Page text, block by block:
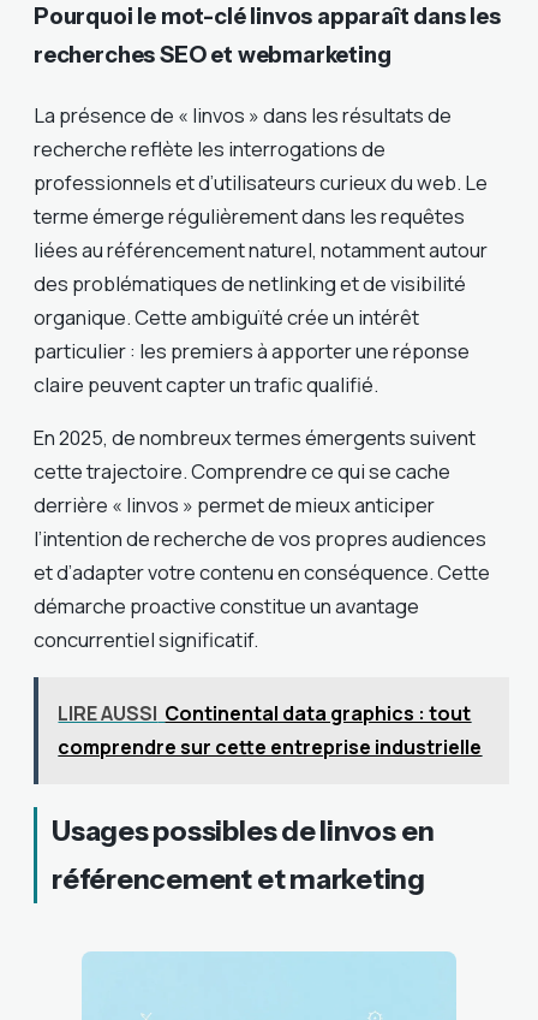
Pourquoi le mot-clé linvos apparaît dans les
recherches SEO et webmarketing
La présence de « linvos » dans les résultats de
recherche reflète les interrogations de
professionnels et d’utilisateurs curieux du web. Le
terme émerge régulièrement dans les requêtes
liées au référencement naturel, notamment autour
des problématiques de netlinking et de visibilité
organique. Cette ambiguïté crée un intérêt
particulier : les premiers à apporter une réponse
claire peuvent capter un trafic qualifié.
En 2025, de nombreux termes émergents suivent
cette trajectoire. Comprendre ce qui se cache
derrière « linvos » permet de mieux anticiper
l’intention de recherche de vos propres audiences
et d’adapter votre contenu en conséquence. Cette
démarche proactive constitue un avantage
concurrentiel significatif.
LIRE AUSSI Continental data graphics : tout
comprendre sur cette entreprise industrielle
Usages possibles de linvos en
référencement et marketing